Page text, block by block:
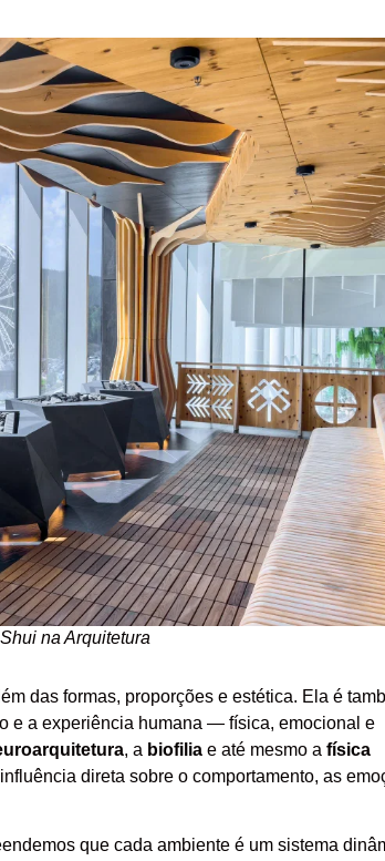
na Arquitetura
das formas, proporções e estética. Ela é
e a experiência humana — física, emocional e
, a biofiliae até mesmo a física
direta sobre o comportamento, as
que cada ambiente é um sistema